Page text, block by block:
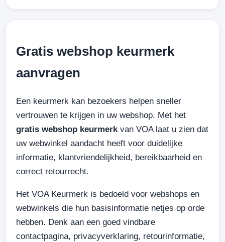
Gratis webshop keurmerk
aanvragen
Een keurmerk kan bezoekers helpen sneller
vertrouwen te krijgen in uw webshop. Met het
gratis webshop keurmerkvan VOA laat u zien dat
uw webwinkel aandacht heeft voor duidelijke
informatie, klantvriendelijkheid, bereikbaarheid en
correct retourrecht.
Het VOA Keurmerk is bedoeld voor webshops en
webwinkels die hun basisinformatie netjes op orde
hebben. Denk aan een goed vindbare
contactpagina, privacyverklaring, retourinformatie,